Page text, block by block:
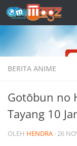
Skip to content
BERITA ANIME
Gotōbun no
Tayang 10
OLEH HENDRA ·26